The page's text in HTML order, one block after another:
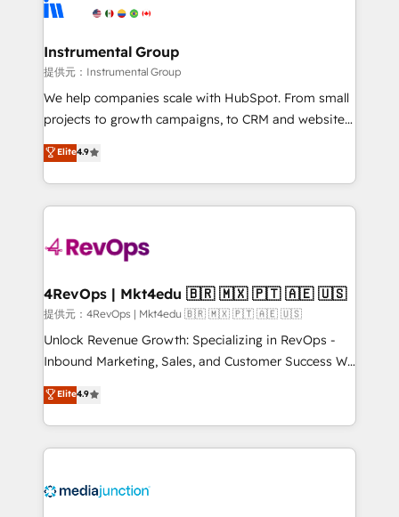
agency for a growth problem. Hire a partner built to
Elite Partners with 10+ years of HubSpot experience
Premier Partner 2023 🌟5 HubSpot Accreditations 🌟
Won HubSpot Theme Challenge 2021 🌟INBOUND’19
HubSpot Rising Star Why us? Harnessing the full
potential of the powerful HubSpot CRM. ✔️A team of
HubSpot experience ✔️Flexible pricing models —
Hourly-fee (assigned one Dedicated HubSpot
requirement). ✔️Helped over 25,000+ customers so
far with our HubSpot solutions. ✔️Bespoke apps &
on-demand bundle services. Connect with us today!
Instrumental Group
提供元：Instrumental Group
We help companies scale with HubSpot. From small
projects to growth campaigns, to CRM and websites.
Hire an agency that's experienced in every inch of
HubSpot and willing to work hand-in-hand with your
team to simplify the complex and build a better
experience for your team and customers.
Elite4.9
4RevOps | Mkt4edu 🇧🇷 🇲🇽 🇵🇹 🇦🇪 🇺🇸
提供元：4RevOps | Mkt4edu 🇧🇷 🇲🇽 🇵🇹 🇦🇪 🇺🇸
Unlock Revenue Growth: Specializing in RevOps -
Inbound Marketing, Sales, and Customer Success We
specialize in driving revenue growth for companies
across industries through tailored marketing, sales,
and customer success strategies, utilizing RevOps
methodologies. As Latin America's largest HubSpot
offer unparalleled insights. Operating in five
Elite4.9